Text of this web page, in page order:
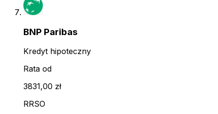
BNP Paribas
Kredyt hipoteczny
Rata od
3831,00 zł
RRSO